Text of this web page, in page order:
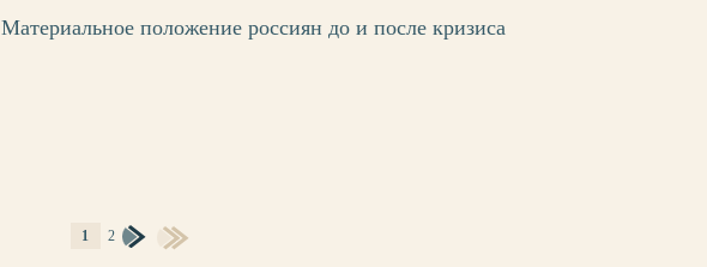
Материальное положение россиян до и после кризиса
1 2